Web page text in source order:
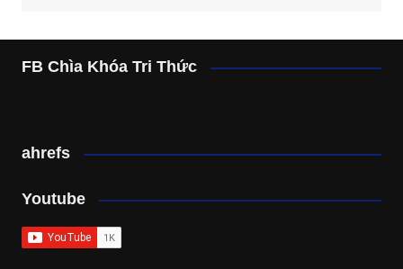
FB Chìa Khóa Tri Thức
ahrefs
Youtube